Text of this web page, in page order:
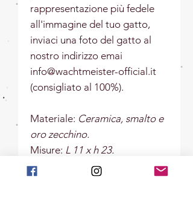
rappresentazione più fedele
all'immagine del tuo gatto,
inviaci una foto del gatto al
nostro indirizzo emai
info@wachtmeister-official.it
(consigliato al 100%).
Materiale: Ceramica, smalto e
oro zecchino.
Misure: L 11 x h 23.